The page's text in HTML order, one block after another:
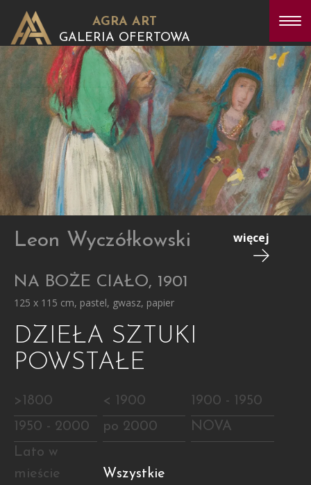
AGRA ART
GALERIA OFERTOWA
Leon Wyczółkowski
NA BOŻE CIAŁO, 1901
125 x 115 cm, pastel, gwasz, papier
więcej
DZIEŁA SZTUKI
POWSTAŁE
>1800 < 1900
1900 - 1950
1950 - 2000
po 2000
NOVA
Lato w
mieście
Wszystkie